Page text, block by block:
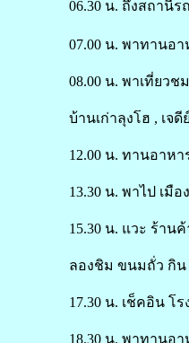
06.30 น. ถึงสถานี
07.00 น. พาทานอา
08.00 น. พาเที่ยว
บ้านเก่าลุงโฮ , เจดี
12.00 น. ทานอาหา
13.30 น. พาไป เมือ
15.30 น. แวะ ร้าน
ลองชิม ขนมถั่ว กิ
17.30 น. เช็คอิน โ
18.30 น. พาทานอา